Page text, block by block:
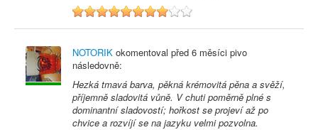
8
NOTORIK okomentoval před 6 měsíci pivo
následovně:
Hezká tmavá barva, pěkná krémovitá pěna a svěží,
příjemně sladovitá vůně. V chuti poměrně plné s
dominantní sladovostí; hořkost se projeví až po
chvice a rozvíjí se na jazyku velmi pozvolna.